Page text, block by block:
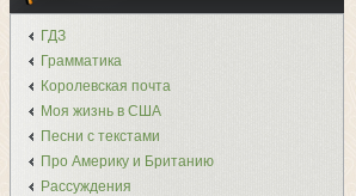
ГДЗ
Грамматика
Королевская почта
Моя жизнь в США
Песни с текстами
Про Америку и Британию
Рассуждения